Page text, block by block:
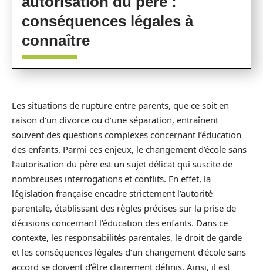
conséquences légales à
connaître
Les situations de rupture entre parents, que ce soit en
raison d’un divorce ou d’une séparation, entraînent
souvent des questions complexes concernant l’éducation
des enfants. Parmi ces enjeux, le changement d’école sans
l’autorisation du père est un sujet délicat qui suscite de
nombreuses interrogations et conflits. En effet, la
législation française encadre strictement l’autorité
parentale, établissant des règles précises sur la prise de
décisions concernant l’éducation des enfants. Dans ce
contexte, les responsabilités parentales, le droit de garde
et les conséquences légales d’un changement d’école sans
accord se doivent d’être clairement définis. Ainsi, il est